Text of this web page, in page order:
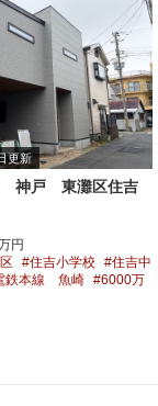
更新
神戸 灘区灘北通5
円
稗田小学校
原田中学
線 摩耶 6000万円台